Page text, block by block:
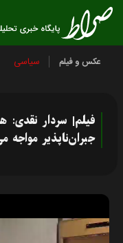
عکس و فیلم سیاسی
فیلم| سردار نقدی:
جبران‌ناپذیر مواجه